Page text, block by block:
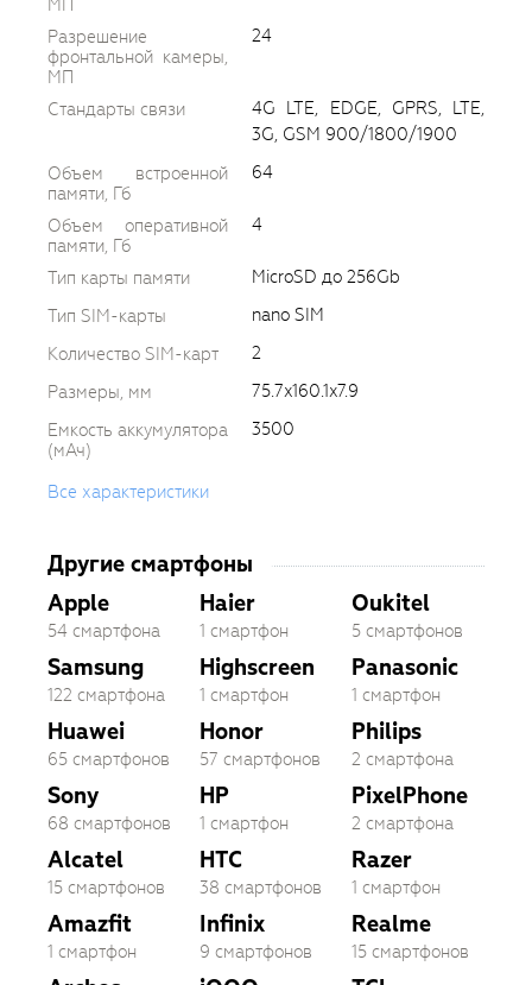
Разрешение
фронтальной камеры,
МП
24
Стандарты связи
4G LTE, EDGE, GPRS, LTE,
3G, GSM 900/1800/1900
Объем встроенной
памяти, Гб
64
Объем оперативной
памяти, Гб
4
Тип карты памяти
MicroSD до 256Gb
Тип SIM-карты
nano SIM
Количество SIM-карт
2
Размеры, мм
75.7x160.1x7.9
Емкость аккумулятора
(мАч)
3500
Все характеристики
Другие смартфоны
Apple
54 смартфона
Samsung
122 смартфона
Huawei
65 смартфонов
Sony
68 смартфонов
Alcatel
15 смартфонов
Amazfit
1 смартфон
Haier
1 смартфон
Highscreen
1 смартфон
Honor
57 смартфонов
HP
1 смартфон
HTC
38 смартфонов
Infinix
9 смартфонов
Oukitel
5 смартфонов
Panasonic
1 смартфон
Philips
2 смартфона
PixelPhone
2 смартфона
Razer
1 смартфон
Realme
15 смартфонов